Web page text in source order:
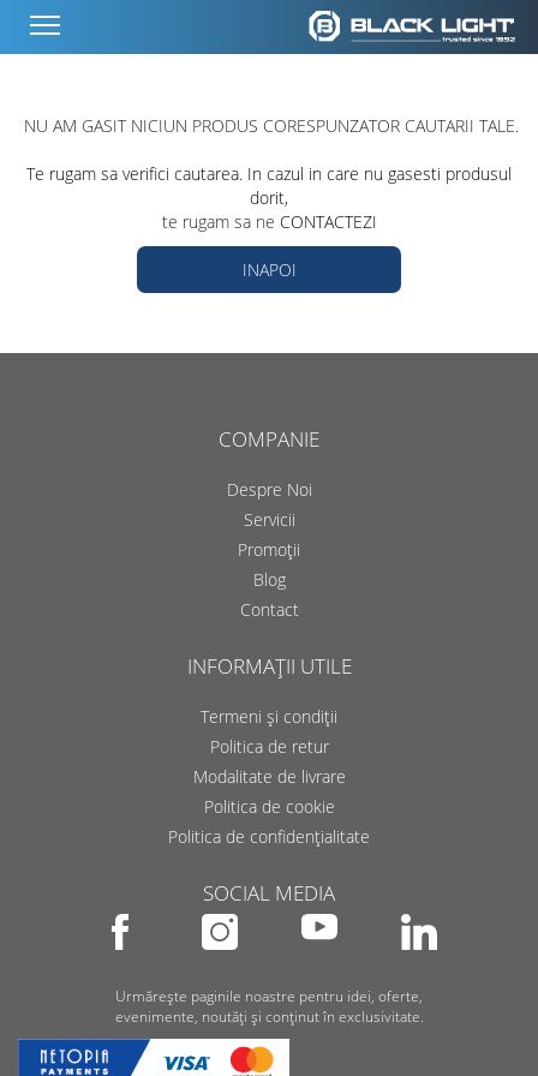
NU AM GASIT NICIUN PRODUS CORESPUNZATOR CAUTARII TALE.
Te rugam sa verifici cautarea. In cazul in care nu gasesti produsul
dorit,
te rugam sa ne CONTACTEZI
INAPOI
COMPANIE
Despre Noi
Servicii
Promoții
Blog
Contact
INFORMAȚII UTILE
Termeni și condiții
Politica de retur
Modalitate de livrare
Politica de cookie
Politica de confidențialitate
SOCIAL MEDIA
Urmărește paginile noastre pentru idei, oferte,
evenimente, noutăți și conținut în exclusivitate.